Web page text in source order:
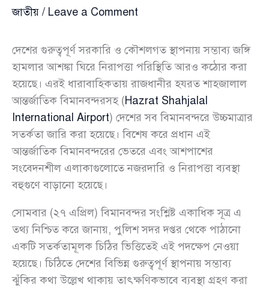
জাতীয় / Leave a Comment
দেশের গুরুত্বপূর্ণ সরকারি ও কৌশলগত স্থাপনায় সম্ভাব্য জঙ্গি
হামলার আশঙ্কা ঘিরে নিরাপত্তা পরিস্থিতি আরও কঠোর করা
হয়েছে। এরই ধারাবাহিকতায় রাজধানীর হযরত শাহজালাল
আন্তর্জাতিক বিমানবন্দরসহ (Hazrat Shahjalal
International Airport) দেশের সব বিমানবন্দরে উচ্চমাত্রার
সতর্কতা জারি করা হয়েছে। বিশেষ করে প্রধান এই
আন্তর্জাতিক বিমানবন্দরের ভেতরে এবং আশপাশের
সংবেদনশীল এলাকাগুলোতে নজরদারি ও নিরাপত্তা ব্যবস্থা
বহুগুণে বাড়ানো হয়েছে।
সোমবার (২৭ এপ্রিল) বিমানবন্দর সংশ্লিষ্ট একাধিক সূত্র এ
তথ্য নিশ্চিত করে জানায়, পুলিশ সদর দপ্তর থেকে পাঠানো
একটি সতর্কতামূলক চিঠির ভিত্তিতেই এই পদক্ষেপ নেওয়া
হয়েছে। চিঠিতে দেশের বিভিন্ন গুরুত্বপূর্ণ স্থাপনায় সম্ভাব্য
ঝুঁকির কথা উল্লেখ থাকায় তাৎক্ষণিকভাবে ব্যবস্থা গ্রহণ করা